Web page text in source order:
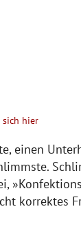
sich hier
einen
korrektes